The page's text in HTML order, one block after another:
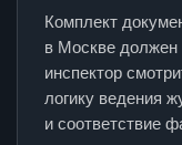
Комплект
в Москве должен
инспектор
логику ведения
и соответствие